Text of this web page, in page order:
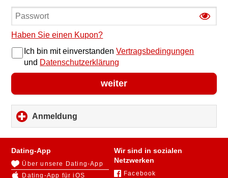
Haben Sie einen Kupon?
Ich bin mit einverstandenVertragsbedingungen
und Datenschutzerklärung
weiter
Anmeldung
to
expand
Dating-App
Über unsere Dating-App
Dating-App für iOS
Wir sind in sozialen
Netzwerken
Facebook